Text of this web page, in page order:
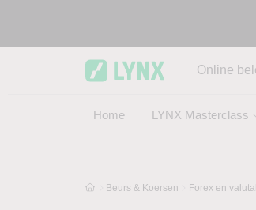
Online
Home LYNX Masterclass
Beurs & Koersen Forex en